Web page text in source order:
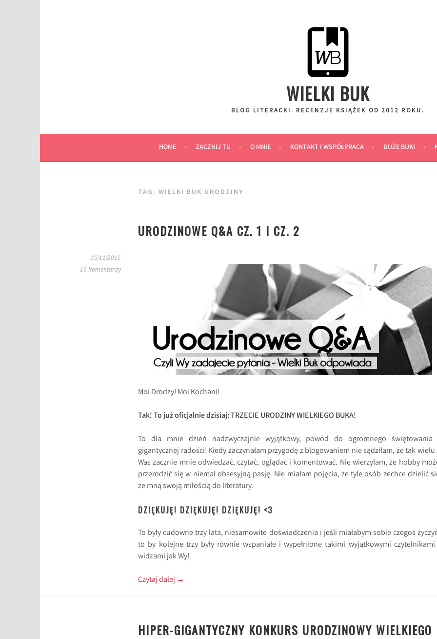
WIELKI BUK
BLOG LITERACKI. RECENZJE KSIĄŻEK OD 2012 ROKU.
HOME ZACZNIJ TU O MNIE KONTAKT I WSPÓŁPRACA DUŻE BUKI
TAG: WIELKI BUK URODZINY
URODZINOWE Q&A CZ. 1 I CZ. 2
25/11/2015
16 komentarzy
Moi Drodzy! Moi Kochani!
Tak! To już oficjalnie dzisiaj: TRZECIE URODZINY WIELKIEGO BUKA!
To dla mnie dzień nadzwyczajnie wyjątkowy, powód do ogromnego
gigantycznej radości! Kiedy zaczynałam przygodę z blogowaniem nie sądziłam, że tak wielu
Was zacznie mnie odwiedzać, czytać, oglądać i komentować. Nie wierzyłam, że hobby
przerodzić się w niemal obsesyjną pasję. Nie miałam pojęcia, że tyle osób zechce dzielić
ze mną swoją miłością do literatury.
DZIĘKUJĘ! DZIĘKUJĘ! DZIĘKUJĘ! <3
To były cudowne trzy lata, niesamowite doświadczenia i jeśli miałabym sobie czegoś
to by kolejne trzy były równie wspaniałe i wypełnione takimi wyjątkowymi
widzami jak Wy!
Czytaj dalej →
HIPER-GIGANTYCZNY KONKURS URODZINOWY WIELKIEGO